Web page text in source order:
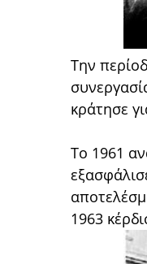
Την
κράτησε
Το 1961
1963